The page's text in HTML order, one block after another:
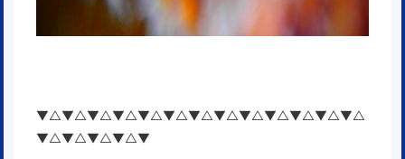
▼△▼△▼△▼△▼△▼△▼△▼△▼△▼△▼△▼△▼△
▼△▼△▼△▼△▼